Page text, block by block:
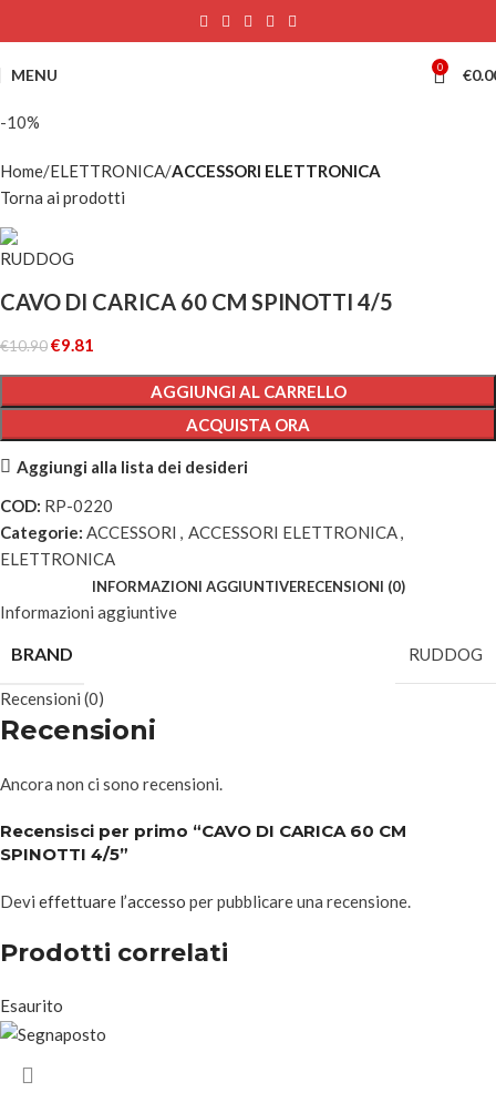
MENU 0 €
-10%
Home ELETTRONICA ACCESSORI ELETTRONICA
Torna ai prodotti
CAVO DI CARICA 60 CM SPINOTTI 4/5
€10.90€9.81
AGGIUNGI AL CARRELLO
ACQUISTA ORA
Aggiungi alla lista dei desideri
COD: RP-0220
Categorie: ACCESSORI , ACCESSORI ELETTRONICA,
ELETTRONICA
INFORMAZIONI AGGIUNTIVERECENSIONI (0)
Informazioni aggiuntive
BRAND RUDDOG
Recensioni (0)
Recensioni
Ancora non ci sono recensioni.
Recensisci per primo “CAVO DI CARICA 60 CM
SPINOTTI 4/5”
Devi effettuare l’accesso per pubblicare una recensione.
Prodotti correlati
Esaurito